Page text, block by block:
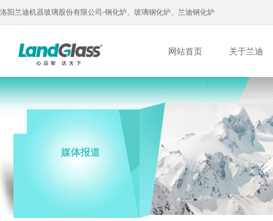
洛阳兰迪机器玻璃股份有限公司-钢化炉、玻璃钢化炉、兰迪钢化炉
网站首页 关于兰迪
媒体报道